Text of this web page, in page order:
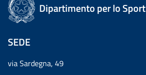
Dipartimento per lo Sport
SEDE
via Sardegna, 49